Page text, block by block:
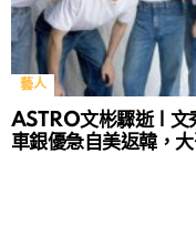
藝人
ASTRO文彬驟逝 | 文
車銀優急自美返韓，